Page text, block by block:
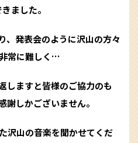
ました。
、発表会のように沢山の方々
常に難しく…
しますと皆様のご協力のも
謝しかございません。
沢山の音楽を聞かせてくだ